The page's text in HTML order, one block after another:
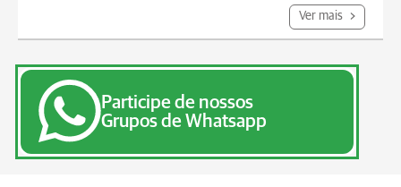
Ver mais
Participe de nossos
Grupos de Whatsapp